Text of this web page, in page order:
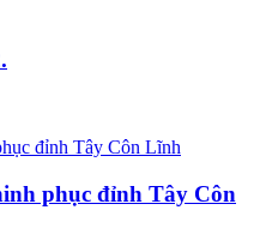
phục đỉnh Tây Côn